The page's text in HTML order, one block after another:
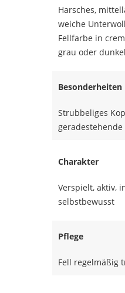
Harsches,
weiche
Fellfarbe in
grau oder
Besonderheiten
Strubbeliges
geradestehende
Charakter
Verspielt, aktiv,
selbstbewusst
Pflege
Fell regelmäßig